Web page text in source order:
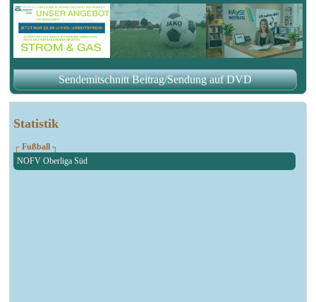
Statistik
┌ Fußball ┐
NOFV Oberliga Süd
Sendemitschnitt Beitrag/Sendung auf DVD